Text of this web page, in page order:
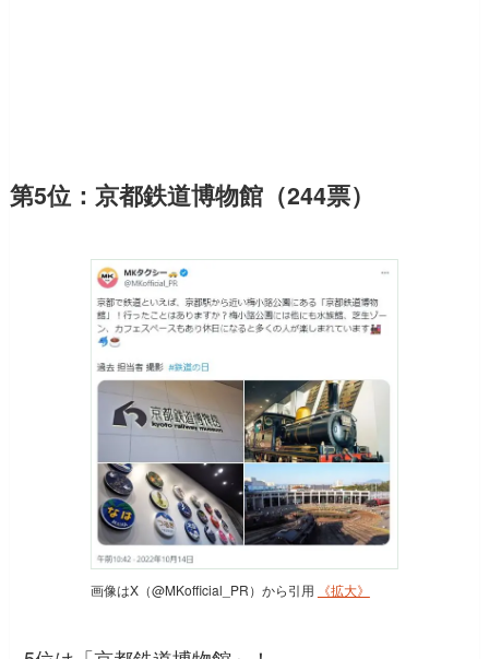
第5位：京都鉄道博物館（244票）
画像はX（@MKofficial_PR）から引用 《拡大》